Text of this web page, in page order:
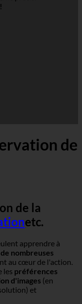
de
de la
etc.
apprendre à
de nombreuses
au cœur de l'action.
les préférences
d'images (en
et